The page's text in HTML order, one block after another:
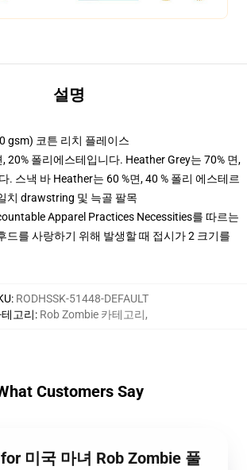
설명
gsm) 코튼 리치 플레이스
20% 폴리에스테입니다. Heather Grey는 70% 면,
. 스낵 바 Heather는 60 %면, 40 % 폴리 에스테르
치 drawstring 및 늑골 팔목
Apparel Practices Necessities를 따르는
드를 사랑하기 위해 발생할 때 접시가 2 크기를
: RODHSSK-51448-DEFAULT
고리: Rob Zombie 카테고리,
Customers Say
미국 마녀 Rob Zombie 풀